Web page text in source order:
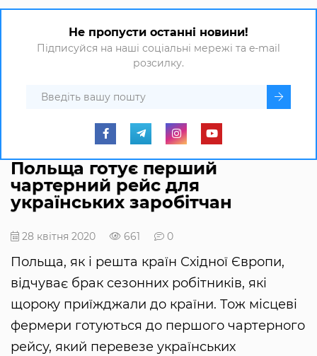
Не пропусти останні новини!
Підписуйся на наші соціальні мережі та e-mail
розсилку.
Польща готує перший
чартерний рейс для
українських заробітчан
28 квітня 2020 661 0
Польща, як і решта країн Східної Європи,
відчуває брак сезонних робітників, які
щороку приїжджали до країни. Тож місцеві
фермери готуються до першого чартерного
рейсу, який перевезе українських